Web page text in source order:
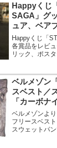
Happyくじ
SAGA」グ
ュア、ベア
ラスト賞や
Happyくじ「
各賞品をレビ
リック、ポス
ベルメゾン
スベスト／
「カーボナ
売！お部屋
ベルメゾンよ
フリースベス
スウェットパ